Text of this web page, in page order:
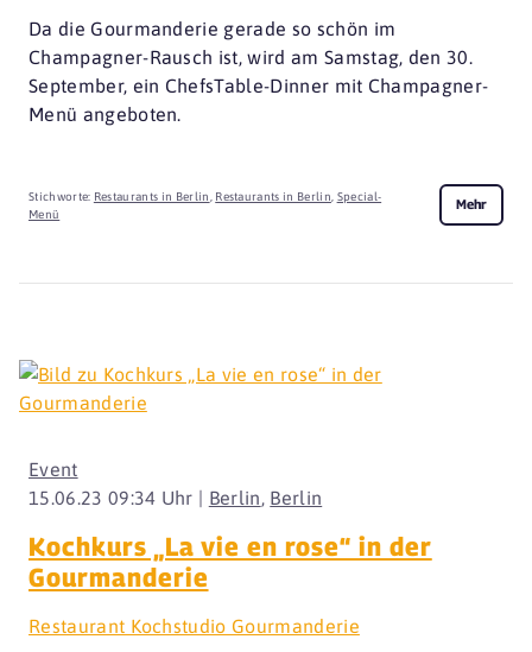
Da die Gourmanderie gerade so schön im
Champagner-Rausch ist, wird am Samstag, den 30.
September, ein ChefsTable-Dinner mit Champagner-
Menü angeboten.
Stichworte: Restaurants in Berlin Restaurants in Berlin Special-
Menü
Mehr
15.06.23 09:34 Uhr | Berlin Berlin
Event
Kochkurs „La vie en rose“ in der
Gourmanderie
Restaurant Kochstudio Gourmanderie